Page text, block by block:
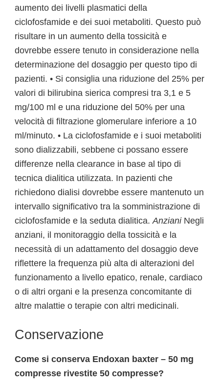
aumento dei livelli plasmatici della
ciclofosfamide e dei suoi metaboliti. Questo può
risultare in un aumento della tossicità e
dovrebbe essere tenuto in considerazione nella
determinazione del dosaggio per questo tipo di
pazienti. • Si consiglia una riduzione del 25% per
valori di bilirubina sierica compresi tra 3,1 e 5
mg/100 ml e una riduzione del 50% per una
velocità di filtrazione glomerulare inferiore a 10
ml/minuto. • La ciclofosfamide e i suoi metaboliti
sono dializzabili, sebbene ci possano essere
differenze nella clearance in base al tipo di
tecnica dialitica utilizzata. In pazienti che
richiedono dialisi dovrebbe essere mantenuto un
intervallo significativo tra la somministrazione di
ciclofosfamide e la seduta dialitica.AnzianiNegli
anziani, il monitoraggio della tossicità e la
necessità di un adattamento del dosaggio deve
riflettere la frequenza più alta di alterazioni del
funzionamento a livello epatico, renale, cardiaco
o di altri organi e la presenza concomitante di
altre malattie o terapie con altri medicinali.
Conservazione
Come si conserva Endoxan baxter – 50 mg
compresse rivestite 50 compresse?